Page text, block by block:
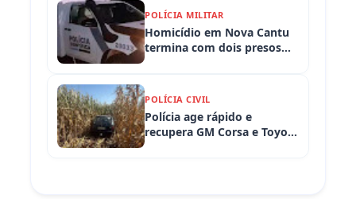
armas apreendidas
POLÍCIA MILITAR
Homicídio em Nova Cantu
termina com dois presos
POLÍCIA CIVIL
Polícia age rápido e
recupera GM Corsa e Toyota